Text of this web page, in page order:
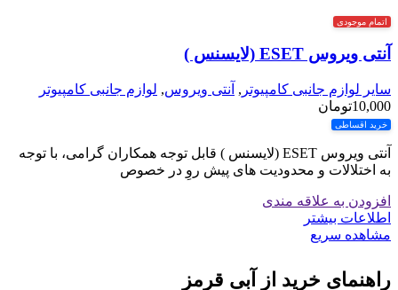
اتمام موجودی
آنتی ویروس ESET (لایسنس )
سایر لوازم جانبی کامپیوتر , آنتی ویروس, لوازم جانبی کامپیوتر
10,000تومان
خرید اقساطی
آنتی ویروس ESET (لایسنس ) قابل توجه همکاران گرامی، با توجه
به اختلالات و محدودیت های پیش روِ در خصوص
افزودن به علاقه مندی
اطلاعات بیشتر
مشاهده سریع
راهنمای خرید از آبی قرمز